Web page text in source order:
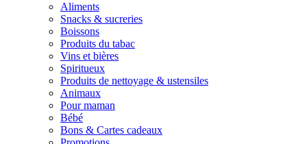
Aliments
Snacks & sucreries
Boissons
Produits du tabac
Vins et bières
Spiritueux
Produits de nettoyage & ustensiles
Animaux
Pour maman
Bébé
Bons & Cartes cadeaux